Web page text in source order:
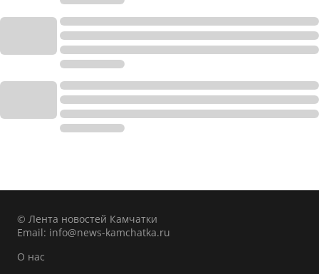
© Лента новостей Камчатки
Email: info@news-kamchatka.ru
О нас